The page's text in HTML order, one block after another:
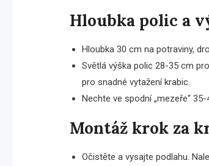
Hloubka polic a
Hloubka 30 cm na potraviny,
Světlá výška polic 28-35 cm
pro snadné vytažení krabic.
Nechte ve spodní „mezeře“
Montáž krok za
Očistěte a vysajte podlahu.